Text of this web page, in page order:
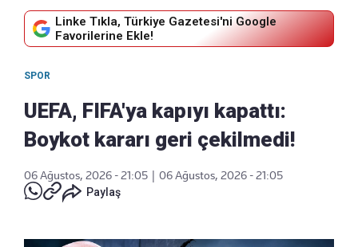
Linke Tıkla, Türkiye Gazetesi'ni Google
Favorilerine Ekle!
SPOR
UEFA, FIFA'ya kapıyı kapattı:
Boykot kararı geri çekilmedi!
06 Ağustos, 2026 - 21:05
06 Ağustos, 2026 - 21:05
Paylaş